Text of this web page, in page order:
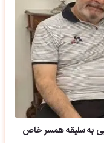
به سلیقه همسر خاص